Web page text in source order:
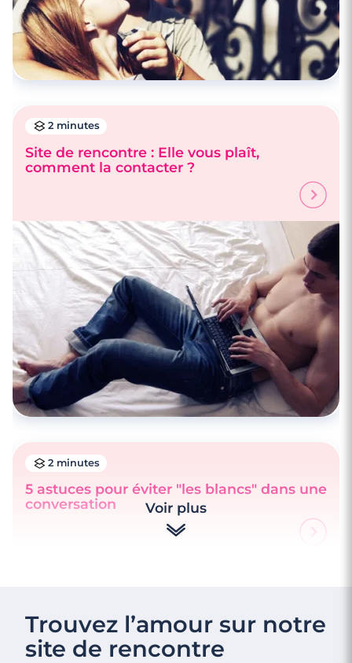
2 minutes
Site de rencontre : Elle vous plaît,
comment la contacter ?
2 minutes
5 astuces pour éviter "les blancs" dans une
conversation
Voir plus
Trouvez l’amour sur notre
site de rencontre